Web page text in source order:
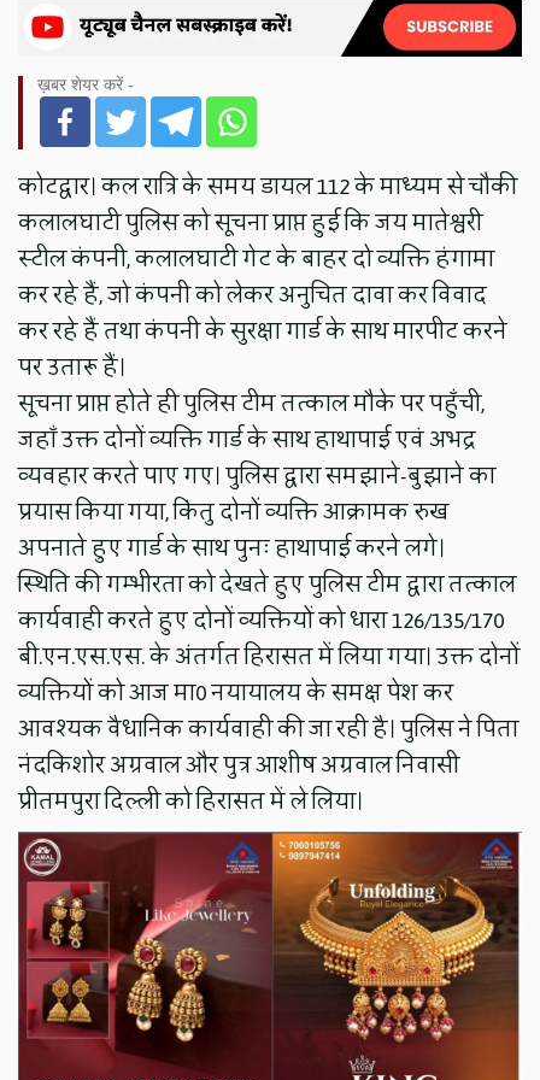
ख़बर शेयर करें -
कोटद्वार। कल रात्रि के समय डायल 112 के माध्यम से चौकी
कलालघाटी पुलिस को सूचना प्राप्त हुई कि जय मातेश्वरी
स्टील कंपनी, कलालघाटी गेट के बाहर दो व्यक्ति हंगामा
कर रहे हैं, जो कंपनी को लेकर अनुचित दावा कर विवाद
कर रहे हैं तथा कंपनी के सुरक्षा गार्ड के साथ मारपीट करने
पर उतारू हैं।
सूचना प्राप्त होते ही पुलिस टीम तत्काल मौके पर पहुँची,
जहाँ उक्त दोनों व्यक्ति गार्ड के साथ हाथापाई एवं अभद्र
व्यवहार करते पाए गए। पुलिस द्वारा समझाने-बुझाने का
प्रयास किया गया, किंतु दोनों व्यक्ति आक्रामक रुख
अपनाते हुए गार्ड के साथ पुनः हाथापाई करने लगे।
स्थिति की गम्भीरता को देखते हुए पुलिस टीम द्वारा तत्काल
कार्यवाही करते हुए दोनों व्यक्तियों को धारा 126/135/170
बी.एन.एस.एस. के अंतर्गत हिरासत में लिया गया। उक्त दोनों
व्यक्तियों को आज मा0 नयायालय के समक्ष पेश कर
आवश्यक वैधानिक कार्यवाही की जा रही है। पुलिस ने पिता
नंदकिशोर अग्रवाल और पुत्र आशीष अग्रवाल निवासी
प्रीतमपुरा दिल्ली को हिरासत में ले लिया।